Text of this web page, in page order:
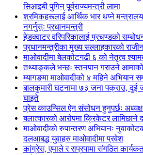
सिआइबी पुगिन् पूर्वराज्यमन्त्री लामा
श्रमिकहरूलाई आर्थिक भार थप्ने
नगर्नुस्ः प्रधानमन्त्री
हेडक्वाटर वरिपरिकालाई प्रचण्डको
प्रधानमन्त्रीका मुख्य सल्लाहकारको
माओवादीमा बेलकोटगढी ६ को नेतृत्व
तथ्याङ्कले भन्छः स्तनपान गराउने
म्यागङमा माओवादीको ४ महिने अभियान
बालकुमारी घटनामा ७३ जना पक्राउ, दुई
घाइते
प्रेस काउन्सिल ऐन संसोधन हुनुपर्छः
बलात्कारको आरोपमा क्रिकेटर लामिछाने
माओवादीको रुपान्तरण अभियानः
दलआबद्ध युवाहरु माओवादीमा प्रवेश
कांग्रेस, एमाले र राप्रपामा संगठित